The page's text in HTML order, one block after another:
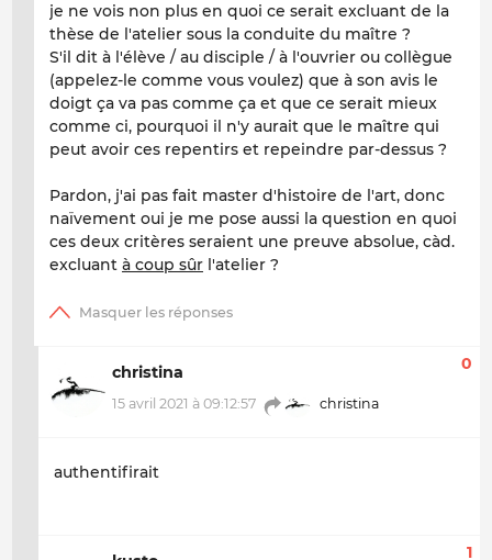
je ne vois non plus en quoi ce serait excluant de la
thèse de l'atelier sous la conduite du maître ?
S'il dit à l'élève / au disciple / à l'ouvrier ou collègue
(appelez-le comme vous voulez) que à son avis le
doigt ça va pas comme ça et que ce serait mieux
comme ci, pourquoi il n'y aurait que le maître qui
peut avoir ces repentirs et repeindre par-dessus ?
Pardon, j'ai pas fait master d'histoire de l'art, donc
naïvement oui je me pose aussi la question en quoi
ces deux critères seraient une preuve absolue, càd.
excluant à coup sûr l'atelier ?
christina
15 avril 2021 à 09:12:57 christina
0
authentifirait
1